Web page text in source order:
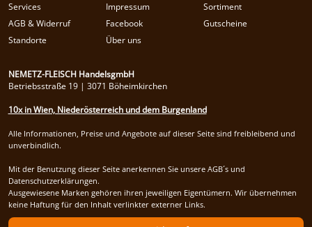
Services
Impressum
Sortiment
AGB & Widerruf
Facebook
Gutscheine
Standorte
Über uns
NEMETZ-FLEISCH HandelsgmbH
Betriebsstraße 19 | 3071 Böheimkirchen
10x in Wien, Niederösterreich und dem Burgenland
Alle Informationen, Preise und Angebote auf dieser Seite sind freibleibend und
unverbindlich.
Mit der Benutzung dieser Seite anerkennen Sie unsere AGB´s und
Datenschutzerklärungen.
Ausgewiesene Marken gehören ihren jeweiligen Eigentümern. Wir übernehmen
keine Haftung für den Inhalt verlinkter externer Links.